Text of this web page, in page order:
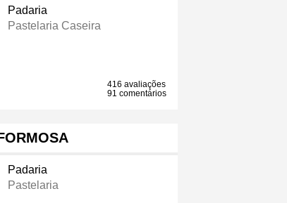
Padaria
Pastelaria Caseira
416 avaliações
91 comentários
Padaria
Pastelaria